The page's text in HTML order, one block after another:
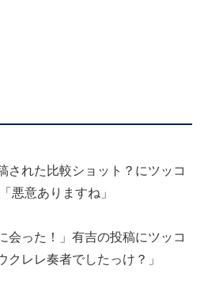
された比較ショット？にツッコ
悪意ありますね」
会った！」有吉の投稿にツッコ
クレレ奏者でしたっけ？」